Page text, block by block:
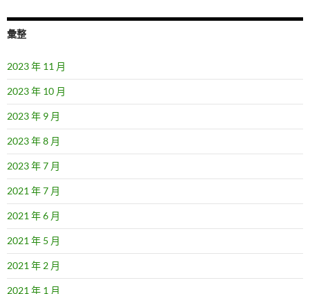
彙整
2023 年 11 月
2023 年 10 月
2023 年 9 月
2023 年 8 月
2023 年 7 月
2021 年 7 月
2021 年 6 月
2021 年 5 月
2021 年 2 月
2021 年 1 月